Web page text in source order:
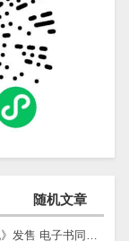
随机文章